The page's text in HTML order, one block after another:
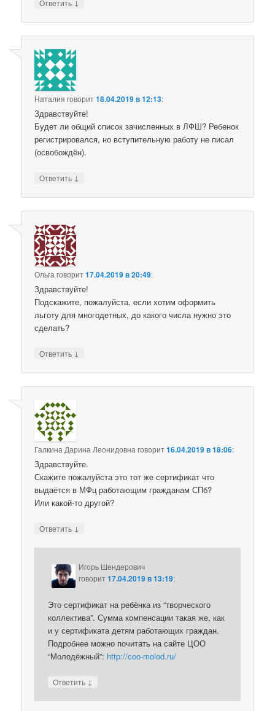
Ответить
Наталия говорит18.04.2019 в 12:13:
Здравствуйте!
Будет ли общий список зачисленных в ЛФШ? Ребенок
регистрировался, но вступительную работу не писал
(освобождён).
Ответить ↓
Ольга говорит17.04.2019 в 20:49:
Здравствуйте!
Подскажите, пожалуйста, если хотим оформить
льготу для многодетных, до какого числа нужно это
сделать?
Ответить ↓
Галкина Дарина Леонидовна говорит16.04.2019 в 18:06:
Здравствуйте.
Скажите пожалуйста это тот же сертификат что
выдаётся в МФц работающим гражданам СПб?
Или какой-то другой?
Ответить ↓
Игорь Шендерович
говорит17.04.2019 в 13:19:
Это сертификат на ребёнка из “творческого
коллектива”. Сумма компенсации такая же, как
и у сертификата детям работающих граждан.
Подробнее можно почитать на сайте ЦОО
“Молодёжный”: http://coo-molod.ru/
Ответить ↓